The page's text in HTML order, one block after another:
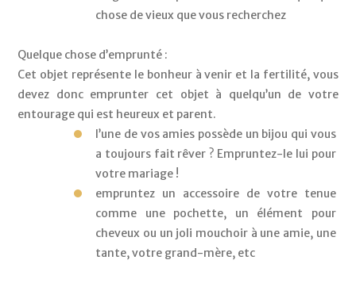
chose de vieux que vous recherchez
Quelque chose d’emprunté :
Cet objet représente le bonheur à venir et la fertilité, vous
devez donc emprunter cet objet à quelqu’un de votre
entourage qui est heureux et parent.
l’une de vos amies possède un bijou qui vous
a toujours fait rêver ? Empruntez-le lui pour
votre mariage !
empruntez un accessoire de votre tenue
comme une pochette, un élément pour
cheveux ou un joli mouchoir à une amie, une
tante, votre grand-mère, etc